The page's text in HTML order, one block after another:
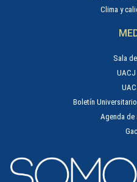
Clima y
Sala
UACJ
Boletín
Agenda de